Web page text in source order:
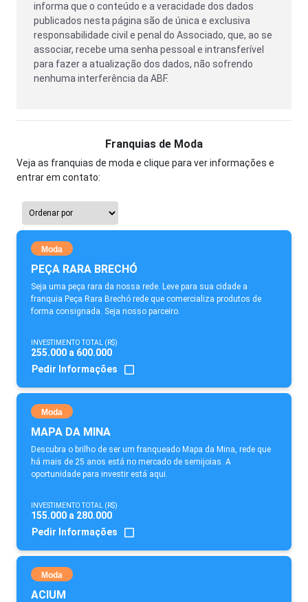
informa que o conteúdo e a veracidade dos dados
publicados nesta página são de única e exclusiva
responsabilidade civil e penal do Associado, que, ao se
associar, recebe uma senha pessoal e intransferível
para fazer a atualização dos dados, não sofrendo
nenhuma interferência da ABF.
Franquias de Moda
Veja as franquias de moda e clique para ver informações e
entrar em contato:
Moda
PEÇA RARA BRECHÓ
Seja uma peça rara da nossa rede. Leve para sua cidade a
franquia Peça Rara Brechó rede que comercializa produtos de
forma consignada. Seja nosso parceiro.
INVESTIMENTO TOTAL (R$)
255.000 a 600.000
Pedir Informações
Moda
MAPA DA MINA
Descubra o brilho de ser um franqueado Mapa da Mina, rede que
há mais de 25 anos está no mercado de semijoias. A
oportunidade para investir está aqui.
INVESTIMENTO TOTAL (R$)
155.000 a 280.000
Pedir Informações
Moda
ACIUM